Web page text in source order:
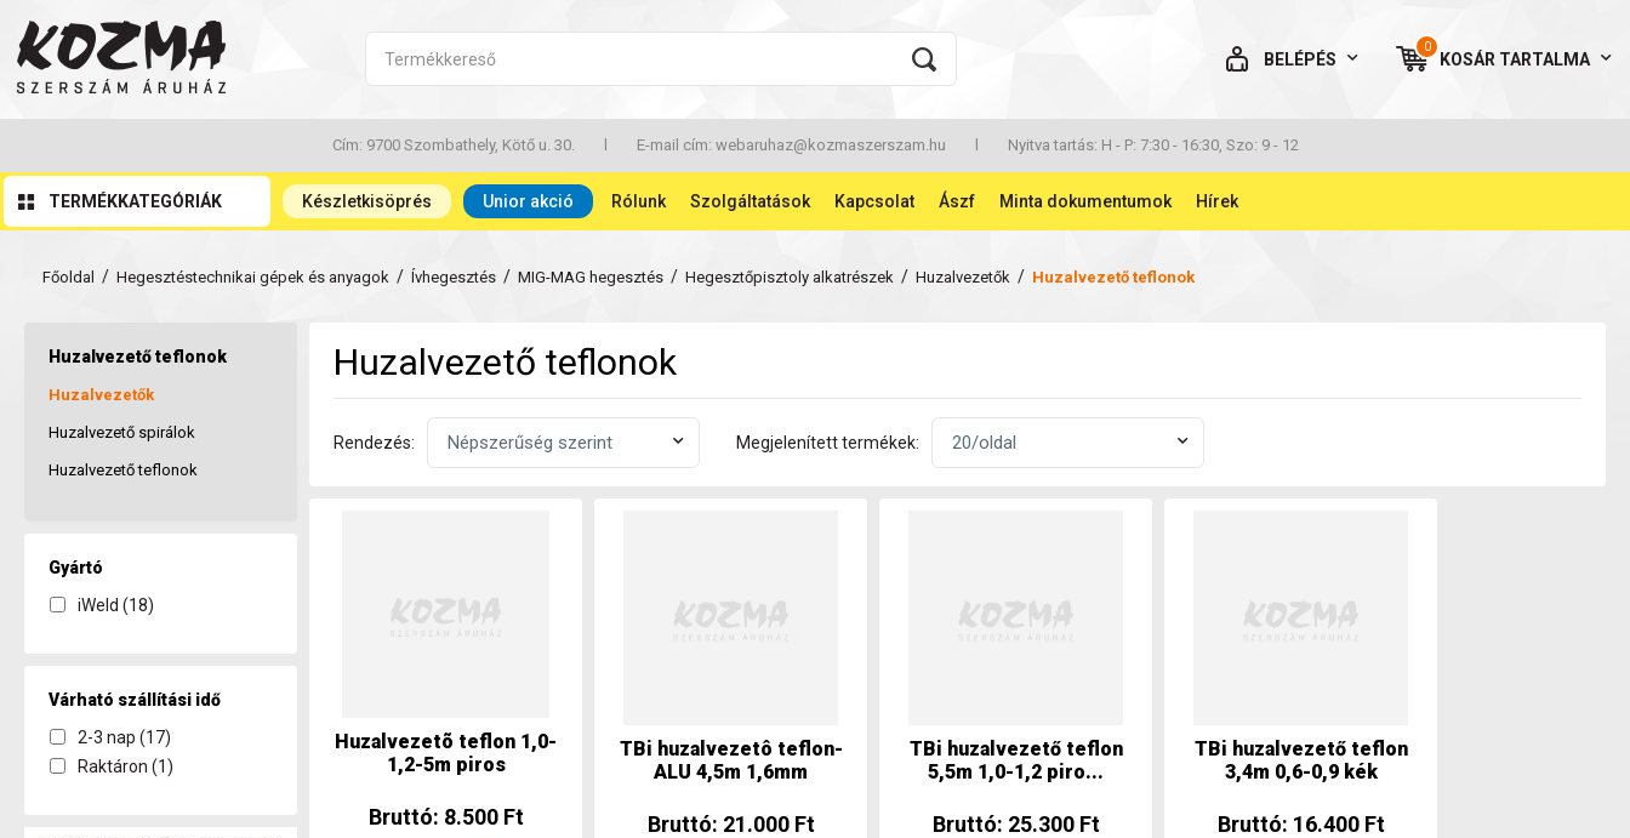
BELÉPÉS
0
KOSÁR TARTALMA
AZ ÖN KOSARA ÜRES
Cím: 9700 Szombathely, Kötő u. 30. E-mail cím: webaruhaz@kozmaszerszam.hu Nyitva tartás: H - P: 7:30 - 16:30, Szo: 9 - 12
TERMÉKKATEGÓRIÁK Készletkisöprés Unior akció Rólunk Szolgáltatások Kapcsolat Ászf Minta dokumentumok Hírek
Főoldal / Hegesztéstechnikai gépek és anyagok / Ívhegesztés / MIG-MAG hegesztés / Hegesztőpisztoly alkatrészek / Huzalvezetők / Huzalvezető teflonok
Huzalvezető teflonok
Huzalvezetők
Huzalvezető spirálok
Huzalvezető teflonok
Gyártó
iWeld (18)
Várható szállítási idő
2-3 nap (17)
Raktáron (1)
Huzalvezető teflonok
Rendezés: Megjelenített termékek:
Huzalvezetõ teflon 1,0-
1,2-5m piros
Bruttó: 8.500 Ft
TBi huzalvezetô teflon-
ALU 4,5m 1,6mm
Bruttó: 21.000 Ft
TBi huzalvezető teflon
5,5m 1,0-1,2 piro...
Bruttó: 25.300 Ft
TBi huzalvezető teflon
3,4m 0,6-0,9 kék
Bruttó: 16.400 Ft